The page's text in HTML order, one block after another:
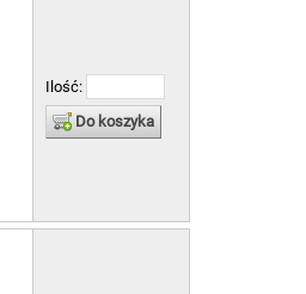
Ilość:
Do koszyka